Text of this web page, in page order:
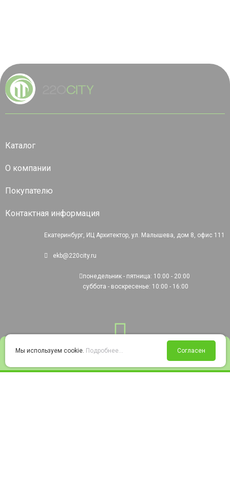
Войти Избранное Корзина
Каталог
О компании
Покупателю
Контактная информация
Екатеринбург, ИЦ Архитектор, ул. Малышева, дом 8, офис 111
ekb@220city.ru
понедельник - пятница: 10:00 - 20:00
суббота - воскресенье: 10:00 - 16:00
Мы используем cookie. Подробнее... Согласен